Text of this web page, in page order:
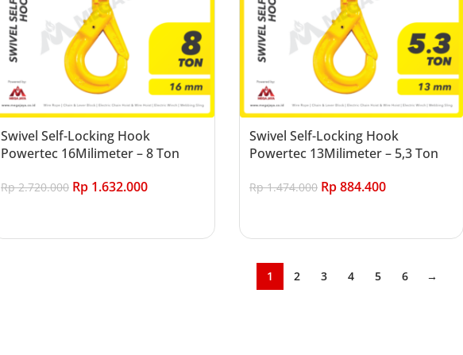
Swivel Self-Locking Hook
Powertec 16Milimeter – 8 Ton
Rp2.720.000 Rp1.632.000
Swivel Self-Locking Hook
Powertec 13Milimeter – 5,3 Ton
Rp1.474.000 Rp884.400
1 2 3 4 5 6 →